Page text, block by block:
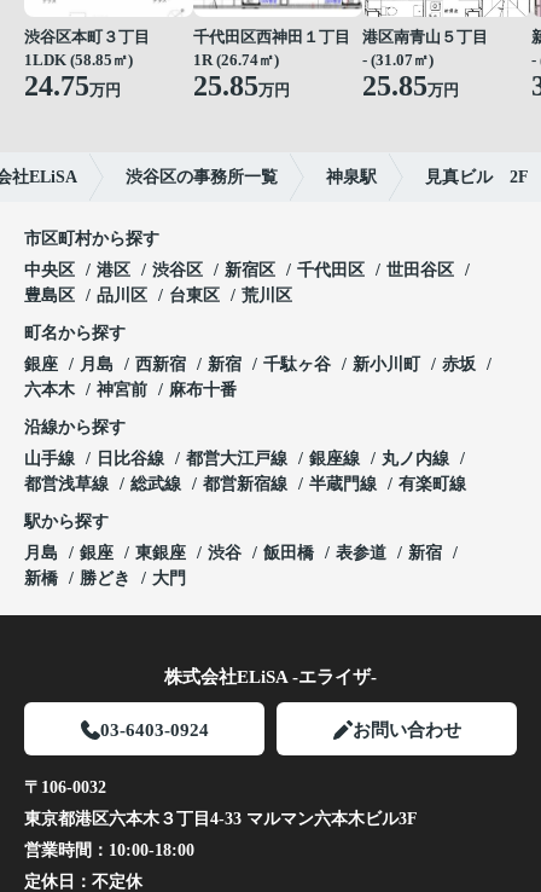
渋谷区本町３丁目
1LDK (58.85㎡)
24.75万円
千代田区西神田１丁目
1R (26.74㎡)
25.85万円
港区南青山５丁目
- (31.07㎡)
25.85万円
-
社ELiSA 渋谷区の事務所一覧 神泉駅 見真ビル 2F
市区町村から探す
中央区
港区 渋谷区 新宿区 千代田区
世田谷区
豊島区
品川区 台東区 荒川区
町名から探す
銀座
月島 西新宿 新宿 千駄ヶ谷 新小川町
赤坂
六本木
神宮前 麻布十番
沿線から探す
山手線
日比谷線 都営大江戸線 銀座線
丸ノ内線
都営浅草線
総武線 都営新宿線 半蔵門線 有楽町線
駅から探す
月島
銀座 東銀座 渋谷 飯田橋 表参道
新宿
新橋
勝どき 大門
株式会社ELiSA -エライザ-
03-6403-0924 お問い合わせ
〒106-0032
東京都港区六本木３丁目4-33 マルマン六本木ビル3F
営業時間： 10:00-18:00
定休日： 不定休